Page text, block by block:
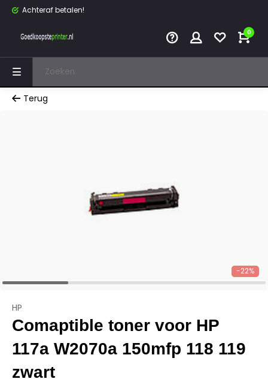
Achteraf betalen!
0
Terug
-22%
HP
Comaptible toner voor HP
117a W2070a 150mfp 118 119
zwart